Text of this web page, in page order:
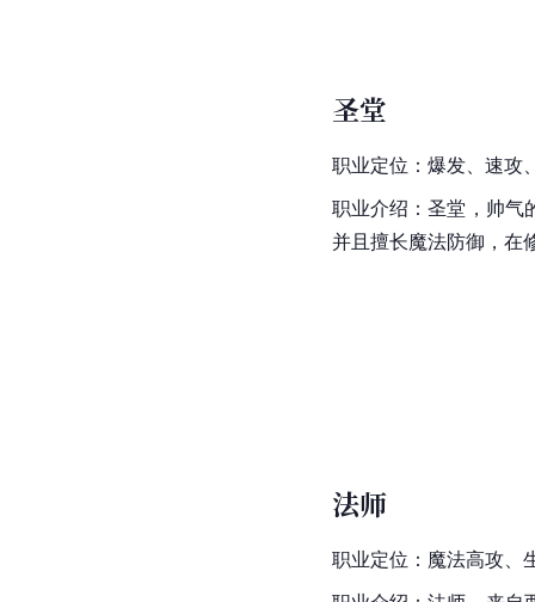
圣堂
职业定位：爆发、速攻
职业介绍：圣堂，帅气
并且擅长魔法防御，在
法师
职业定位：魔法高攻、